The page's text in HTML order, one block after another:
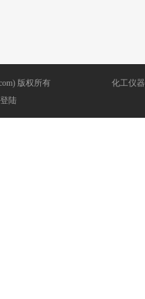
版权所有
陆
化工仪